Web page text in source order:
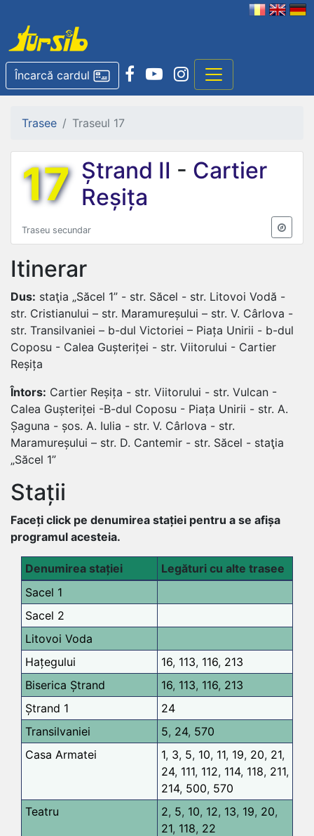
Încarcă cardul
Trasee Traseul 17
17 Ștrand II - Cartier
Reșița
Traseu secundar
Itinerar
Dus: staţia „Săcel 1” - str. Săcel - str. Litovoi Vodă -
str. Cristianului – str. Maramureșului – str. V. Cârlova -
str. Transilvaniei – b-dul Victoriei – Piața Unirii - b-dul
Coposu - Calea Gușteriței - str. Viitorului - Cartier
Reșița
Întors: Cartier Reșița - str. Viitorului - str. Vulcan -
Calea Gușteriței -B-dul Coposu - Piața Unirii - str. A.
Șaguna - șos. A. Iulia - str. V. Cârlova - str.
Maramureșului – str. D. Cantemir - str. Săcel - staţia
„Săcel 1”
Stații
Faceți click pe denumirea stației pentru a se afișa
programul acesteia.
Denumirea stației
Legături cu alte trasee
Sacel 1
Sacel 2
Litovoi Voda
Hațegului
16, 113, 116, 213
Biserica Ștrand
16, 113, 116, 213
Ștrand 1
24
Transilvaniei
5, 24, 570
Casa Armatei
1, 3, 5, 10, 11, 19, 20, 21,
24, 111, 112, 114, 118, 211,
214, 500, 570
Teatru
2, 5, 10, 12, 13, 19, 20,
21, 118, 22